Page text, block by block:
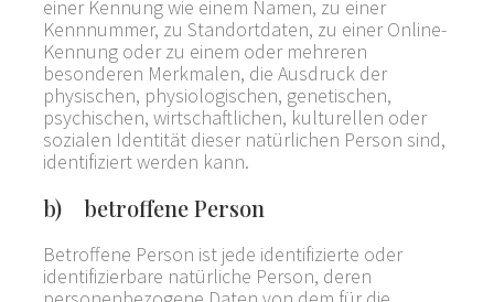
einer Kennung wie einem Namen, zu einer
Kennnummer, zu Standortdaten, zu einer Online-
Kennung oder zu einem oder mehreren
besonderen Merkmalen, die Ausdruck der
physischen, physiologischen, genetischen,
psychischen, wirtschaftlichen, kulturellen oder
sozialen Identität dieser natürlichen Person sind,
identifiziert werden kann.
b) betroffene Person
Betroffene Person ist jede identifizierte oder
identifizierbare natürliche Person, deren